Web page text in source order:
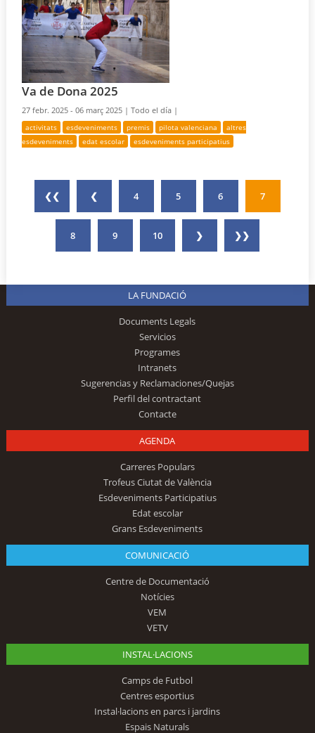
Va de Dona 2025
27 febr. 2025 - 06 març 2025 |Todo el día |
activitats esdeveniments premis pilota valenciana
altres
esdeveniments
edat escolar esdeveniments participatius
❮❮ ❮ 4 5 6 7
8 9 10 ❯ ❯❯
LA FUNDACIÓ
Documents Legals
Servicios
Programes
Intranets
Sugerencias y Reclamaciones/Quejas
Perfil del contractant
Contacte
AGENDA
Carreres Populars
Trofeus Ciutat de València
Esdeveniments Participatius
Edat escolar
Grans Esdeveniments
COMUNICACIÓ
Centre de Documentació
Notícies
VEM
VETV
INSTAL·LACIONS
Camps de Futbol
Centres esportius
Instal·lacions en parcs i jardins
Espais Naturals